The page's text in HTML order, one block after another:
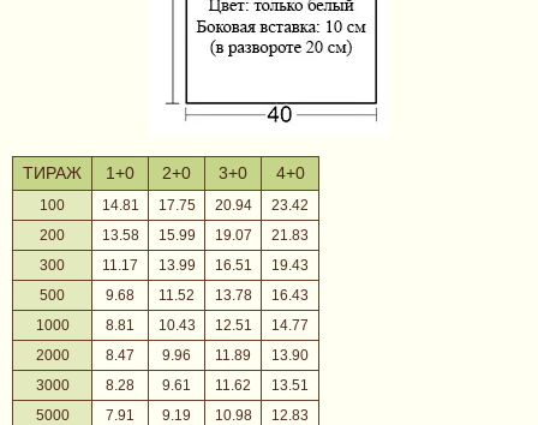
ТИРАЖ 1+0 2+0 3+0 4+0
100 14.81 17.75 20.94
23.42
200
13.58 15.99 19.07
21.83
300
11.17 13.99 16.51
19.43
500
9.68 11.52 13.78
16.43
1000
8.81 10.43 12.51
14.77
2000
8.47 9.96 11.89
13.90
3000
8.28 9.61 11.62
13.51
5000
7.91 9.19 10.98 12.83